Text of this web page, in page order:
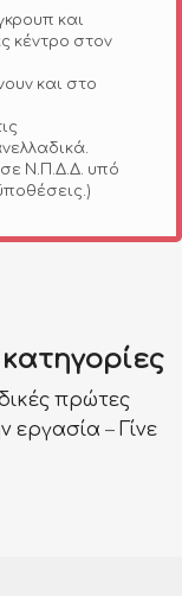
και
κέντρο στον
και στο
Ν.Π.Δ.Δ. υπό
πρώτες
εργασία – Γίνε